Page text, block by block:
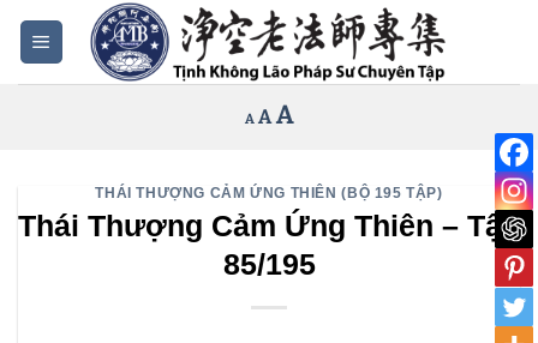
Bỏ
qua
nội
A Decrease
size.
A Reset
size.
A
size.
THÁI THƯỢNG CẢM ỨNG THIÊN (BỘ 195 TẬP)
Thái Thượng Cảm Ứng Thiên – Tập
85/195